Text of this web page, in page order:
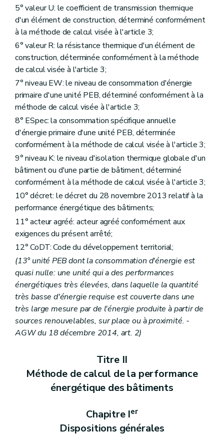
Chapitre I
Dispositions transitoires
Art. 90
Art. 91
Art. 92
Art. 93
Art. 94
Art. 95
Art.95/1
Chapitre II Dispositions modificatives
Art. 96
Art. 97
Chapitre III Disposition abrogatoire
Art. 98
Chapitre IV
Dispositions finales
Art. 99
Art. 100
Art.100/1
Art. 101
Titre VII Dispositions transitoires, modificatives, abrogatoires et finales
Chapitre II Dispositions modificatives
Art. 96
Art. 97
Chapitre III Disposition abrogatoire
Art. 98
Annexe A1
Annexe A2
Annexe A3
Annexe B1
Annexe B2
Annexe C1
Annexe C2
Annexe C3
Annexe C4
Annexe D
Annexe E
5° valeur U: le coefficient de transmission thermique
d'un élément de construction, déterminé conformément
à la méthode de calcul visée à l'article 3;
6° valeur R: la résistance thermique d'un élément de
construction, déterminée conformément à la méthode
de calcul visée à l'article 3;
7° niveau EW: le niveau de consommation d'énergie
primaire d'une unité PEB, déterminé conformément à la
méthode de calcul visée à l'article 3;
8° ESpec: la consommation spécifique annuelle
d'énergie primaire d'une unité PEB, déterminée
conformément à la méthode de calcul visée à l'article 3;
9° niveau K: le niveau d'isolation thermique globale d'un
bâtiment ou d'une partie de bâtiment, déterminé
conformément à la méthode de calcul visée à l'article 3;
10° décret: le décret du 28 novembre 2013 relatif à la
performance énergétique des bâtiments;
11° acteur agréé: acteur agréé conformément aux
exigences du présent arrêté;
12° CoDT: Code du développement territorial;
(13° unité PEB dont la consommation d'énergie est
quasi nulle: une unité qui a des performances
énergétiques très élevées, dans laquelle la quantité
très basse d'énergie requise est couverte dans une
très large mesure par de l'énergie produite à partir de
sources renouvelables, sur place ou à proximité. -
AGW du 18 décembre 2014, art. 2)
Titre II
Méthode de calcul de la performance
énergétique des bâtiments
Chapitre Ier
Dispositions générales